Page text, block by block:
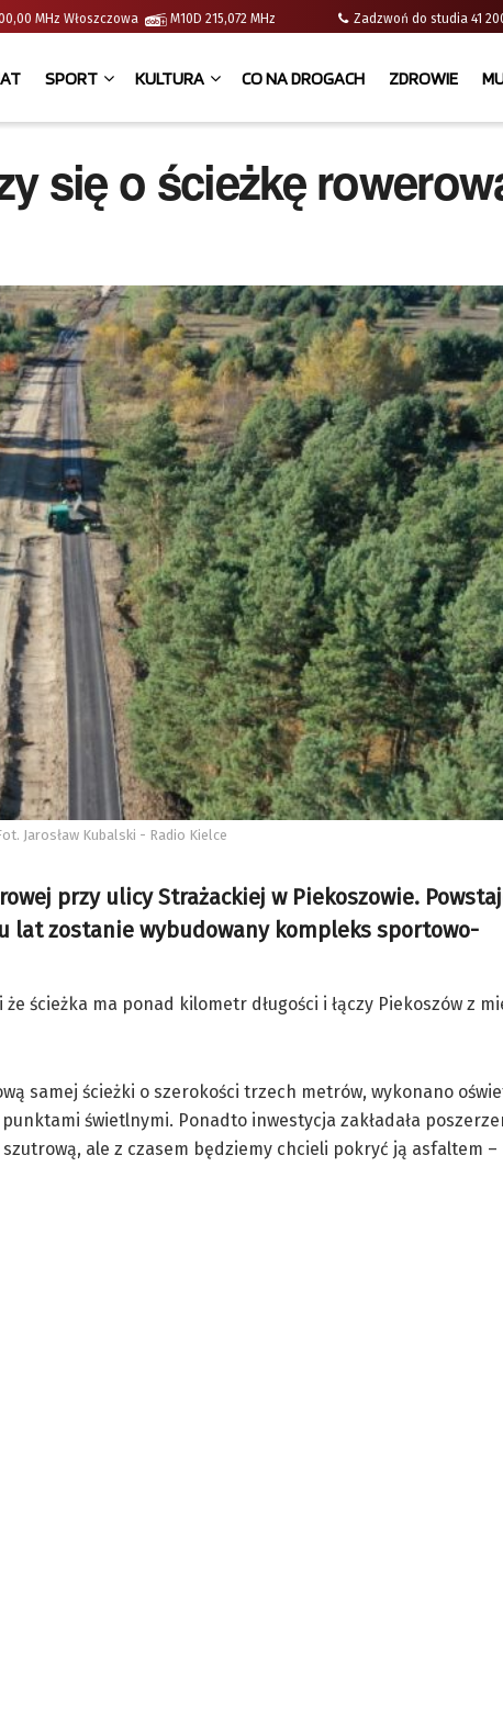
MHz Włoszczowa M10D 215,072 MHz Zadzwoń do studia 41
SPORT KULTURA CO NA DROGACH ZDROWIE
się o ścieżkę
Jarosław Kubalski - Radio Kielce
przy ulicy Strażackiej w Piekoszowie.
lat zostanie wybudowany kompleks sportowo-
ścieżka ma ponad kilometr długości i łączy Piekoszów z
samej ścieżki o szerokości trzech metrów, wykonano
świetlnymi. Ponadto inwestycja zakładała
ale z czasem będziemy chcieli pokryć ją asfaltem –